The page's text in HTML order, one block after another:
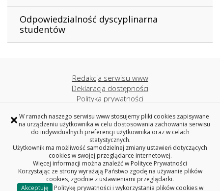
× W ramach naszego serwisu www stosujemy pliki cookies zapisywane
na urządzeniu użytkownika w celu dostosowania zachowania serwisu
do indywidualnych preferencji użytkownika oraz w celach
statystycznych.
Użytkownik ma możliwość samodzielnej zmiany ustawień dotyczących
cookies w swojej przeglądarce internetowej.
Więcej informacji można znaleźć w Polityce Prywatności
Korzystając ze strony wyrażają Państwo zgodę na używanie plików
cookies, zgodnie z ustawieniami przeglądarki.
Akceptuję
Politykę prywatności i wykorzystania plików cookies w
Odpowiedzialność dyscyplinarna
studentów
Redakcja serwisu www
Deklaracja dostępności
Polityka prywatności
DZIAŁ SPRAW STUDENCKICH
POLITECHNIKI BIAŁOSTOCKIEJ
ul. Zwierzyniecka 16, CNK P1-09, 15-352 Białystok
tel. 85 746 90 24
e-mail: cssdr@pb.edu.pl